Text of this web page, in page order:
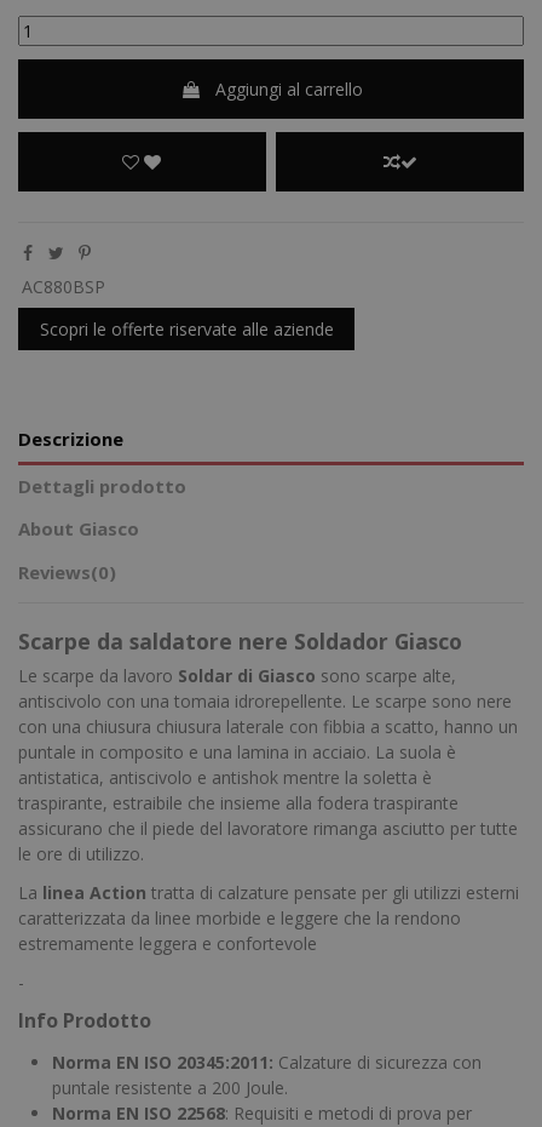
Aggiungi al carrello
AC880BSP
Scopri le offerte riservate alle aziende
Descrizione
Dettagli prodotto
About Giasco
Reviews(0)
Scarpe da saldatore nere Soldador Giasco
Le scarpe da lavoro Soldar di Giasco sono scarpe alte,
antiscivolo con una tomaia idrorepellente. Le scarpe sono nere
con una chiusura chiusura laterale con fibbia a scatto, hanno un
puntale in composito e una lamina in acciaio. La suola è
antistatica, antiscivolo e antishok mentre la soletta è
traspirante, estraibile che insieme alla fodera traspirante
assicurano che il piede del lavoratore rimanga asciutto per tutte
le ore di utilizzo.
La linea Action tratta di calzature pensate per gli utilizzi esterni
caratterizzata da linee morbide e leggere che la rendono
estremamente leggera e confortevole
-
Info Prodotto
Norma EN ISO 20345:2011: Calzature di sicurezza con
puntale resistente a 200 Joule.
Norma EN ISO 22568: Requisiti e metodi di prova per